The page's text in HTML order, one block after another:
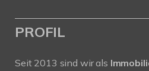
PROFIL
Seit 2013 sind wir als